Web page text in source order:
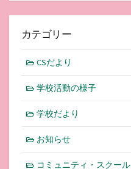
カテゴリー
CSだより
学校活動の様子
学校だより
お知らせ
コミュニティ・スクール